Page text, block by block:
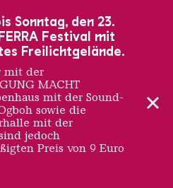
Sonntag, den 23.
Festival mit
Freilichtgelände.
mit der
MACHT
mit der Sound-
sowie die
mit der
jedoch
Preis von 9 Euro